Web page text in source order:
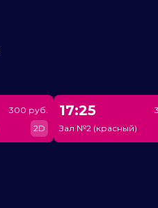
300 руб.
2D
17:25
Зал №2 (красный)